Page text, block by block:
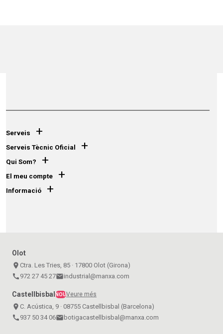
Serveis +
Serveis Tècnic Oficial +
Qui Som? +
El meu compte +
Informació +
Olot
place Ctra. Les Tries, 85 · 17800 Olot (Girona)
call 972 27 45 27emailindustrial@manxa.com
CastellbisbalNOUVeure més
place C. Acústica, 9 · 08755 Castellbisbal (Barcelona)
call 937 50 34 06emailbotigacastellbisbal@manxa.com